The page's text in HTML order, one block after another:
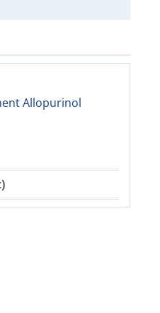
Allopurinol